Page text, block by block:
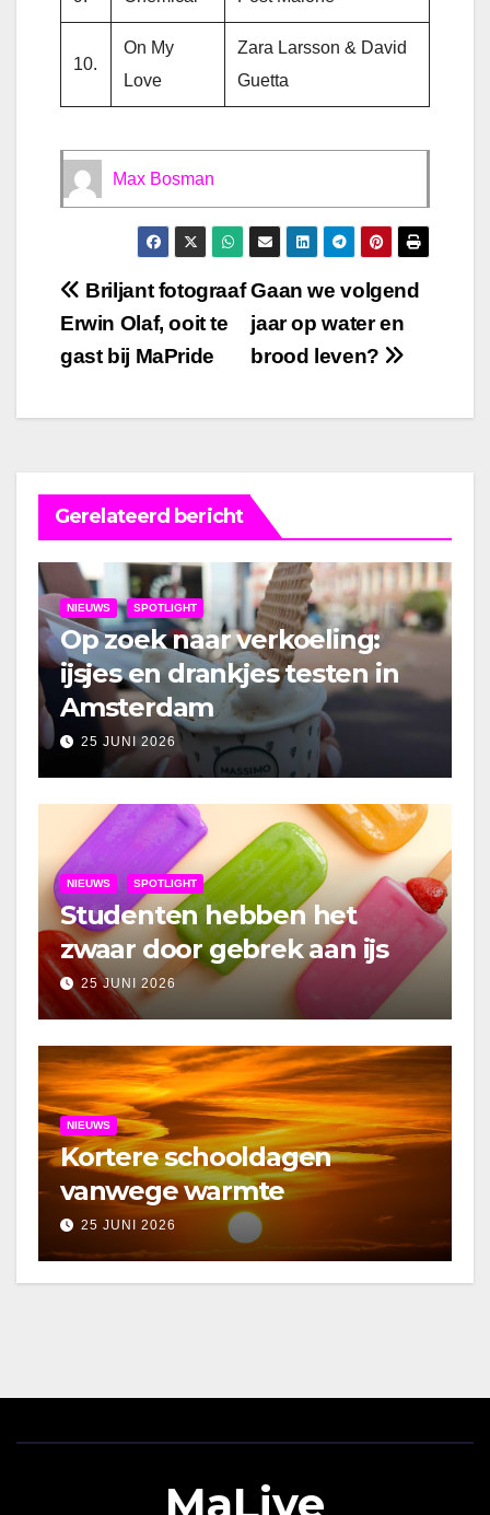
10.
On My
Love
Zara Larsson & David
Guetta
Max Bosman
Bericht
navigatie
Gaan we volgend
jaar op water en
brood leven?
Briljant fotograaf
Erwin Olaf, ooit te
gast bij MaPride
Gerelateerd bericht
NIEUWS SPOTLIGHT
Op zoek naar verkoeling:
ijsjes en drankjes testen in
Amsterdam
25 JUNI 2026
NIEUWS SPOTLIGHT
Studenten hebben het
zwaar door gebrek aan ijs
25 JUNI 2026
NIEUWS
Kortere schooldagen
vanwege warmte
25 JUNI 2026
MaLive